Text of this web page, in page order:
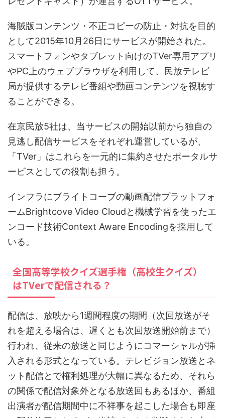
海賊版コンテンツ・不正コピーの防止・対抗を目的
として2015年10月26日にサービスが開始された。
スマートフォンやタブレット向けのTVer専用アプリ
やPC上のウェブブラウザを利用して、民放テレビ
局が提供するテレビ番組や動画コンテンツを視聴す
ることができる。
在京民放5社は、当サービスの開始以前から独自の
見逃し配信サービスをそれぞれ運営しているが、
「TVer」はこれらを一元的に集約させたポータルサ
ービスとしての役割も担う。
インフラにブライトコーブの動画配信プラットフォ
ームBrightcove Video Cloudと機械学習を使ったエ
ンコード技術Context Aware Encodingを採用して
いる。
全国高等学校クイズ選手権（高校生クイズ）
はTVerで配信される？
配信は、放映から1週間程度の期間（次回放送がそ
れを超える場合は、遅くとも次回放送開始前まで）
行われ、従来の放送と同じようにコマーシャルが挿
入される形式となっている。テレビジョン放送とネ
ット配信とで権利処理が大幅に異なるため、それら
の関係で配信対象外となる放送回もあるほか、番組
出演者が配信期間中に不祥事を起こした場合も即座